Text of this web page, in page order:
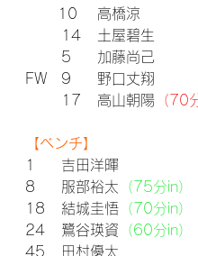
10	高橋涼
14	土屋碧生
	5	加藤尚己
FW
9
野口丈翔
	17	高山朝陽
（70
【ベンチ】
1
	吉田洋暉
8	服部裕太 （75分in）
18	結城圭悟 （70分in）
24	鷺谷瑛資 （60分in）